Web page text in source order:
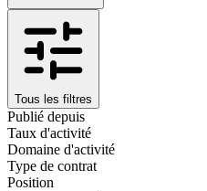
Tous les filtres
Publié depuis
Taux d'activité
Domaine d'activité
Type de contrat
Position